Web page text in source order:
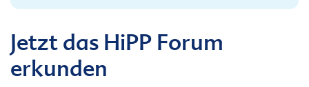
Jetzt das HiPP Forum
erkunden